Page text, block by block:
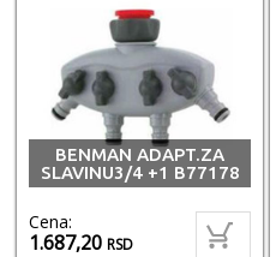
BENMAN ADAPT.ZA
SLAVINU3/4 +1 B77178
Cena:
1.687,20RSD